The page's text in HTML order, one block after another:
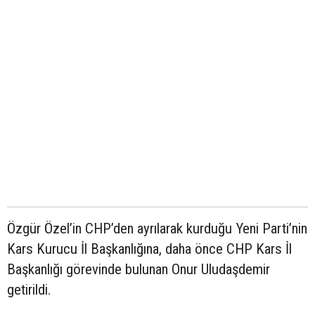
Özgür Özel’in CHP’den ayrılarak kurduğu Yeni Parti’nin
Kars Kurucu İl Başkanlığına, daha önce CHP Kars İl
Başkanlığı görevinde bulunan Onur Uludaşdemir
getirildi.